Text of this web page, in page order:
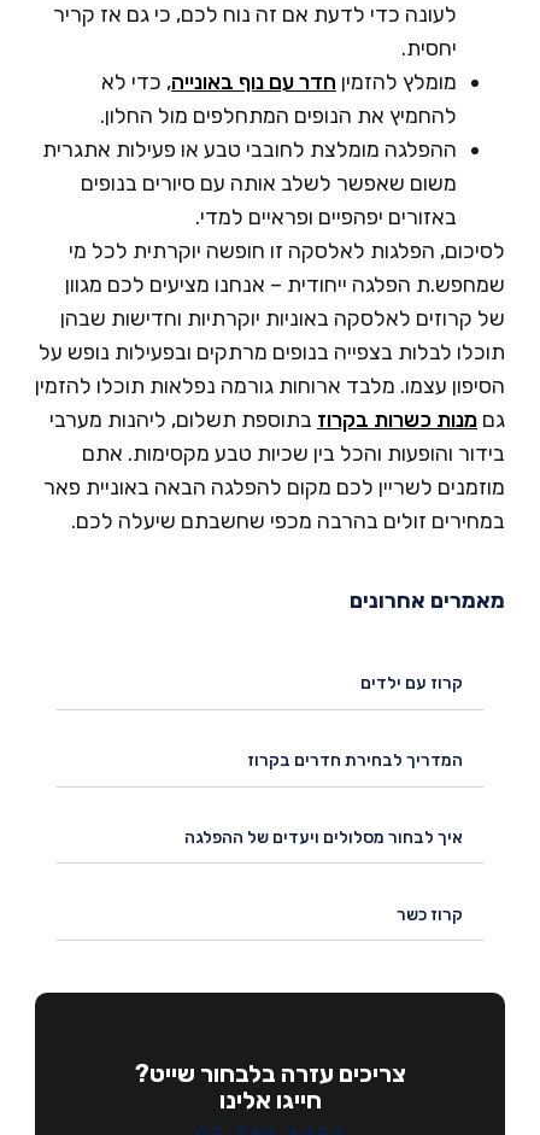
לעונה כדי לדעת אם זה נוח לכם, כי גם אז קריר
מומלץ להזמיןחדר עם נוף באונייה, כדי לא
להחמיץ את הנופים המתחלפים מול החלון.
ההפלגה מומלצת לחובבי טבע או פעילות אתגרית
משום שאפשר לשלב אותה עם סיורים בנופים
באזורים יפהפיים ופראיים למדי.
הפלגות לאלסקה זו חופשה יוקרתית לכל מי
הפלגה ייחודית – אנחנו מציעים לכם מגוון
קרוזים לאלסקה באוניות יוקרתיות וחדישות שבהן
לבלות בצפייה בנופים מרתקים ובפעילות נופש על
עצמו. מלבד ארוחות גורמה נפלאות תוכלו להזמין
מנות כשרות בקרוז בתוספת תשלום, ליהנות מערבי
והופעות והכל בין שכיות טבע מקסימות. אתם
לשריין לכם מקום להפלגה הבאה באוניית פאר
זולים בהרבה מכפי שחשבתם שיעלה לכם.
אחרונים
קרוז עם ילדים
המדריך לבחירת חדרים בקרוז
איך לבחור מסלולים ויעדים של ההפלגה
קרוז כשר
צריכים עזרה בלבחור שייט?
חייגו אלינו